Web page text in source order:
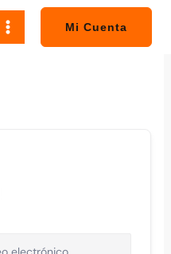
Mi Cuenta